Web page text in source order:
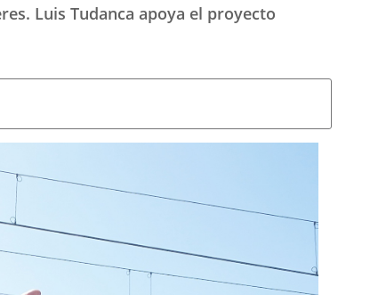
Luis Tudanca apoya el proyecto